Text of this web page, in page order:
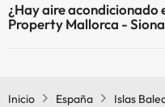
ser de pago) Aquí tienes más
instalaciones.
¿Hay aire acondicionado
Property Mallorca -
Inicio
España Islas